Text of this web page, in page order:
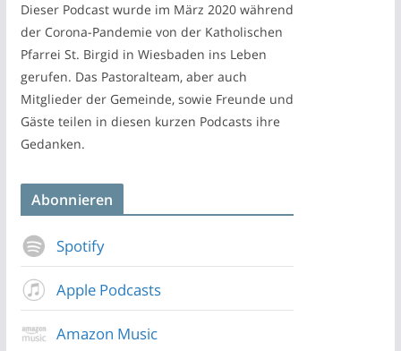
Dieser Podcast wurde im März 2020 während
der Corona-Pandemie von der Katholischen
Pfarrei St. Birgid in Wiesbaden ins Leben
gerufen. Das Pastoralteam, aber auch
Mitglieder der Gemeinde, sowie Freunde und
Gäste teilen in diesen kurzen Podcasts ihre
Gedanken.
Abonnieren
Spotify
Apple Podcasts
Amazon Music